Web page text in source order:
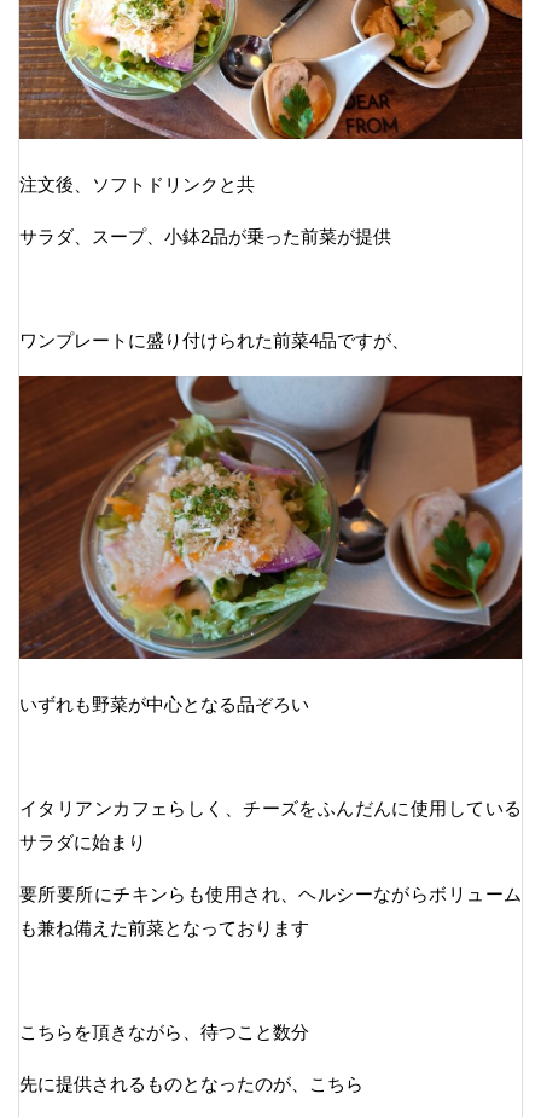
注文後、ソフトドリンクと共
サラダ、スープ、小鉢2品が乗った前菜が提供
ワンプレートに盛り付けられた前菜4品ですが、
いずれも野菜が中心となる品ぞろい
イタリアンカフェらしく、チーズをふんだんに使用している
サラダに始まり
要所要所にチキンらも使用され、ヘルシーながらボリューム
も兼ね備えた前菜となっております
こちらを頂きながら、待つこと数分
先に提供されるものとなったのが、こちら